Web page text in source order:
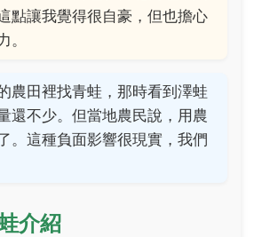
點讓我覺得很自豪，但也擔心
。
農田裡找青蛙，那時看到澤蛙
還不少。但當地農民說，用農
。這種負面影響很現實，我們
介紹